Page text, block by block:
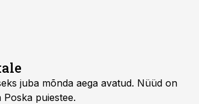
juba mõnda aega avatud. Nüüd on
puiestee.